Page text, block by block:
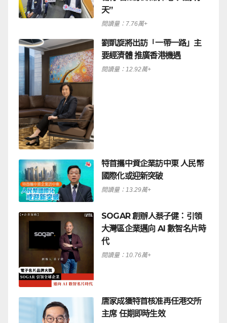
天”
閱讀量：7.76萬+
劉凱旋將出訪「一帶一路」主
要經濟體 推廣香港機遇
閱讀量：12.92萬+
特首攜中資企業訪中東 人民幣
國際化或迎新突破
閱讀量：13.29萬+
SOGAR 創辦人蔡子健：引領
大灣區企業邁向 AI 數智名片時
代
閱讀量：10.76萬+
唐家成獲特首核准再任港交所
主席 任期即時生效